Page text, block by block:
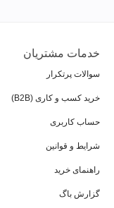
خدمات مشتریان
سوالات پرتکرار
خرید کسب و کاری (B2B)
حساب کاربری
شرایط و قوانین
راهنمای خرید
گزارش باگ